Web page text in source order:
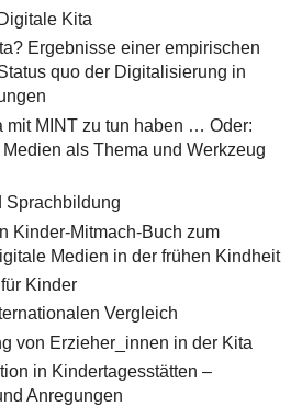
Kita
Ergebnisse einer empirischen
quo der Digitalisierung in
mit MINT zu tun haben … Oder:
Medien als Thema und Werkzeug
Sprachbildung
Kinder-Mitmach-Buch zum
Medien in der frühen Kindheit
Kinder
Vergleich
von Erzieher_innen in der Kita
in Kindertagesstätten –
Anregungen